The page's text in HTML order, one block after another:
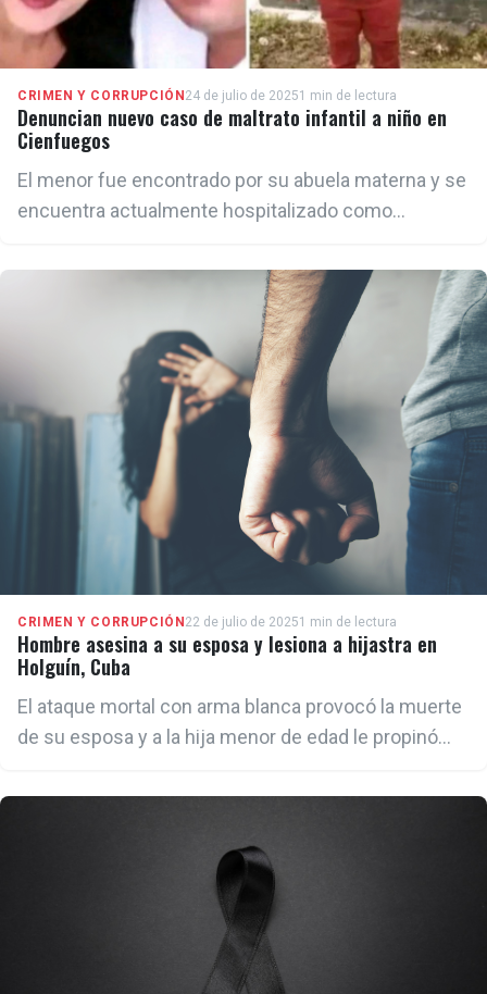
CRIMEN Y CORRUPCIÓN 24 de julio de 20251 min de lectura
Denuncian nuevo caso de maltrato infantil a niño en
Cienfuegos
El menor fue encontrado por su abuela materna y se
encuentra actualmente hospitalizado como
CRIMEN Y CORRUPCIÓN22 de julio de 20251 min de lectura
Hombre asesina a su esposa y lesiona a hijastra en
Holguín, Cuba
El ataque mortal con arma blanca provocó la muerte
de su esposa y a la hija menor de edad le propinó